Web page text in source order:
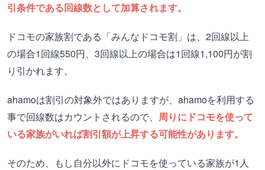
引条件である回線数として加算されます。
ドコモの家族割である「みんなドコモ割」は、2回線以上
の場合1回線550円、3回線以上の場合は1回線1,100円が割
り引かれます。
ahamoは割引の対象外ではありますが、ahamoを利用する
事で回線数はカウントされるので、 周りにドコモを使って
いる家族がいれば割引額が上昇する可能性があります。
そのため、もし自分以外にドコモを使っている家族が1人